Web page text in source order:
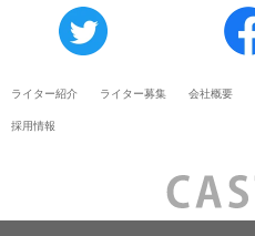
ライター紹介 ライター募集 会社概要
採用情報